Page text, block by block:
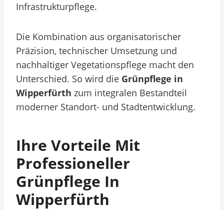
Infrastrukturpflege.
Die Kombination aus organisatorischer
Präzision, technischer Umsetzung und
nachhaltiger Vegetationspflege macht den
Unterschied. So wird die Grünpflege in
Wipperfürth zum integralen Bestandteil
moderner Standort- und Stadtentwicklung.
Ihre Vorteile Mit
Professioneller
Grünpflege In
Wipperfürth